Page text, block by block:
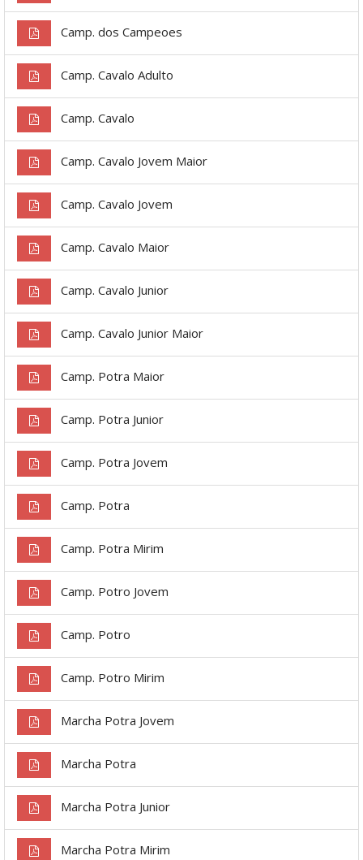
Camp. dos Campeoes
Camp. Cavalo Adulto
Camp. Cavalo
Camp. Cavalo Jovem Maior
Camp. Cavalo Jovem
Camp. Cavalo Maior
Camp. Cavalo Junior
Camp. Cavalo Junior Maior
Camp. Potra Maior
Camp. Potra Junior
Camp. Potra Jovem
Camp. Potra
Camp. Potra Mirim
Camp. Potro Jovem
Camp. Potro
Camp. Potro Mirim
Marcha Potra Jovem
Marcha Potra
Marcha Potra Junior
Marcha Potra Mirim